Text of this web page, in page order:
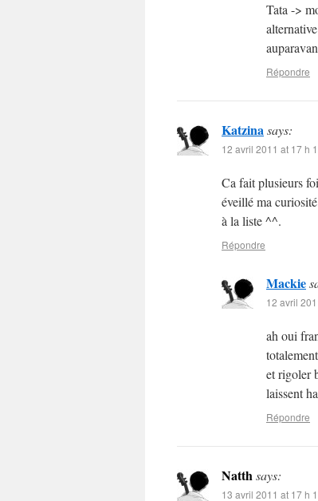
Tata ->
Répondre
Katzinasays:
12 avril 2011 at 17 h
Ca fait plusieurs
éveillé ma
à la liste ^^.
Répondre
Mackie
12 avril
ah oui
et rigoler
laissent
Répondre
Natthsays:
13 avril 2011 at 17 h